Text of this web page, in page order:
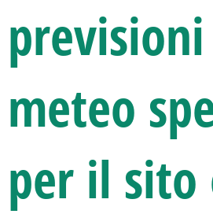
previsioni
meteo
per il sito